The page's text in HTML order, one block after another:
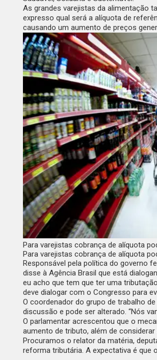
As grandes varejistas da alimentação
expresso qual será a alíquota de
causando um aumento de preços
Para varejistas cobrança de alíquota
Para varejistas cobrança de alíquota
Responsável pela política do governo
disse à Agência Brasil que está
eu acho que tem que ter uma
deve dialogar com o Congresso para
O coordenador do grupo de trabalho
discussão e pode ser alterado. “Nós
O parlamentar acrescentou que o
aumento de tributo, além de
Procuramos o relator da matéria,
reforma tributária. A expectativa é que